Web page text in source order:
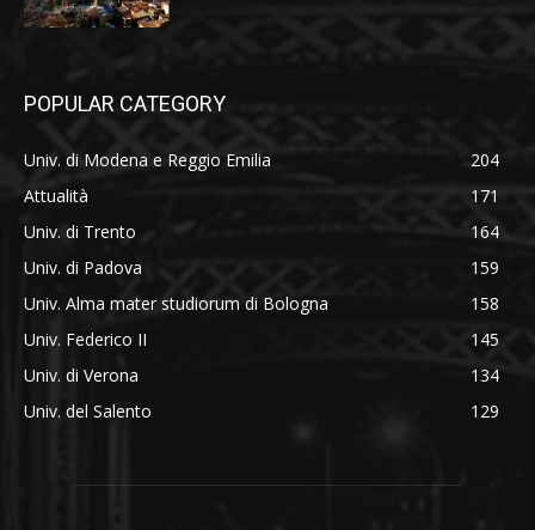
POPULAR CATEGORY
Univ. di Modena e Reggio Emilia
204
Attualità
171
Univ. di Trento
164
Univ. di Padova
159
Univ. Alma mater studiorum di Bologna
158
Univ. Federico II
145
Univ. di Verona
134
Univ. del Salento
129